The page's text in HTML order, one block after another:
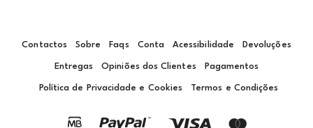
Contactos Sobre Faqs Conta Acessibilidade Devoluções
Entregas Opiniões dos Clientes Pagamentos
Política de Privacidade e Cookies Termos e Condições